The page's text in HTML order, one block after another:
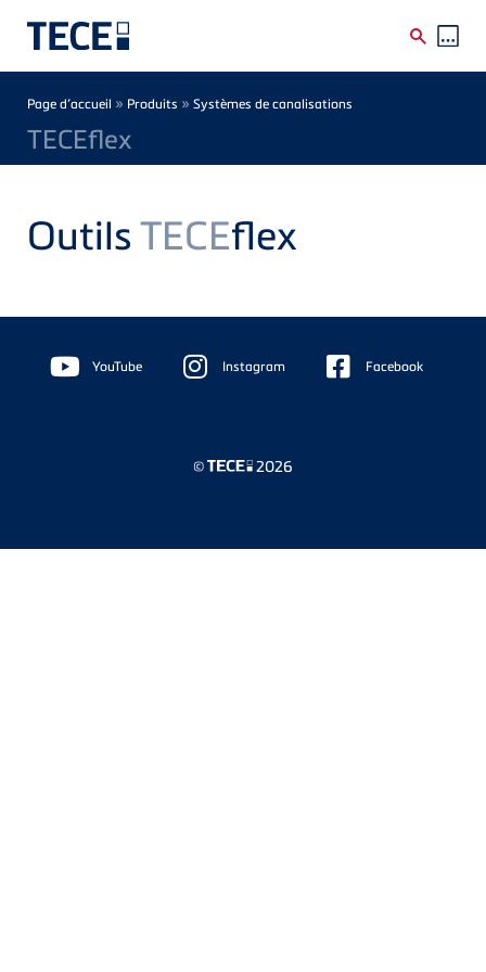
Breadcrumb
Page d’accueil » Produits » Systèmes de canalisations
TECEflex
OutilsTECEflex
Floating
Sidebar YouTube Instagram Facebook
© 2026